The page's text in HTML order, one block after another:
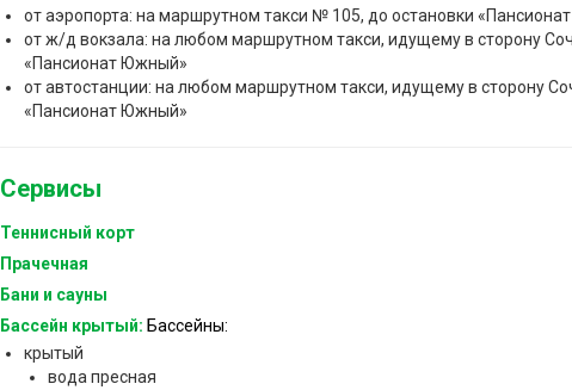
от аэропорта: на маршрутном такси № 105, до остановки
от ж/д вокзала: на любом маршрутном такси, идущему в сторону
«Пансионат Южный»
от автостанции: на любом маршрутном такси, идущему в сторону
«Пансионат Южный»
Сервисы
Теннисный корт
Прачечная
Бани и сауны
Бассейн крытый: Бассейны:
крытый
вода пресная